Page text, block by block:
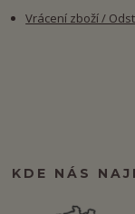
Vrácení zboží /
KDE NÁS